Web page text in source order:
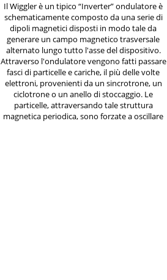
Il Wiggler è un tipico “Inverter” ondulatore è
schematicamente composto da una serie di
dipoli magnetici disposti in modo tale da
generare un campo magnetico trasversale
alternato lungo tutto l'asse del dispositivo.
Attraverso l'ondulatore vengono fatti passare
fasci di particelle e cariche, il più delle volte
elettroni, provenienti da un sincrotrone, un
ciclotrone o un anello di stoccaggio. Le
particelle, attraversando tale struttura
magnetica periodica, sono forzate a oscillare